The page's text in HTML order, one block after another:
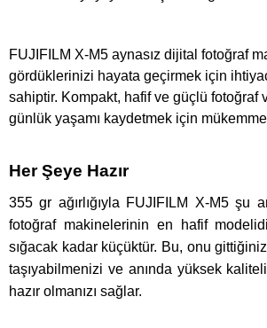
FUJIFILM X-M5 aynasız dijital fotoğraf
gördüklerinizi hayata geçirmek için
sahiptir. Kompakt, hafif ve güçlü fotoğraf
günlük yaşamı kaydetmek için mükemmel
Her Şeye Hazır
355 gr ağırlığıyla FUJIFILM X-M5 şu
fotoğraf makinelerinin en hafif
sığacak kadar küçüktür. Bu, onu
taşıyabilmenizi ve anında yüksek
hazır olmanızı sağlar.